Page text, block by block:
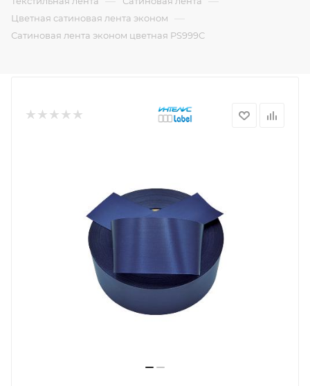
Цветная сатиновая лента эконом —
Сатиновая лента эконом цветная PS999C